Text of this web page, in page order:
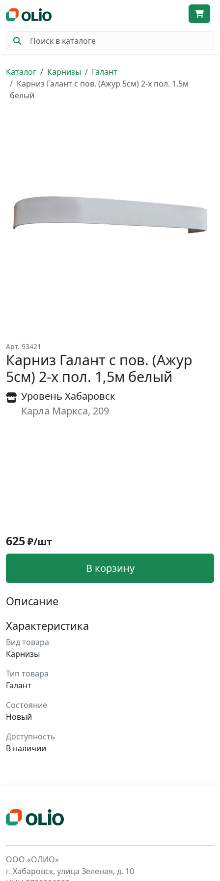
Каталог Карнизы
Галант
Карниз Галант с пов. (Ажур 5см) 2-х пол. 1,5м
белый
Арт. 93421
Карниз Галант с пов. (Ажур
5см) 2-х пол. 1,5м белый
Уровень Хабаровск
Карла Маркса, 209
625₽/шт
В корзину
Описание
Характеристика
Вид товара
Карнизы
Тип товара
Галант
Состояние
Новый
Доступность
В наличии
ООО «ОЛИО»
г. Хабаровск, улица Зеленая, д. 10